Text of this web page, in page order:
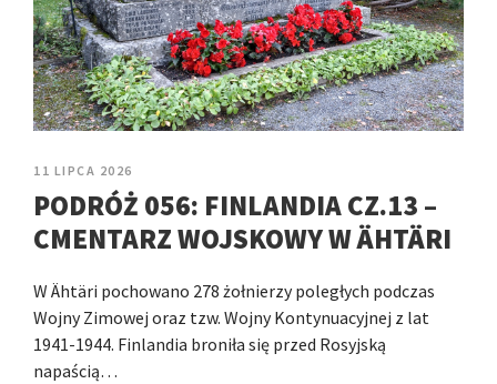
11 LIPCA 2026
PODRÓŻ 056: FINLANDIA CZ.13 –
CMENTARZ WOJSKOWY W ÄHTÄRI
W Ähtäri pochowano 278 żołnierzy poległych podczas
Wojny Zimowej oraz tzw. Wojny Kontynuacyjnej z lat
1941-1944. Finlandia broniła się przed Rosyjską
napaścią…